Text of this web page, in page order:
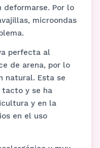
deformarse. Por lo
microondas
perfecta al
de arena, por lo
natural. Esta se
tacto y se ha
y en la
en el uso